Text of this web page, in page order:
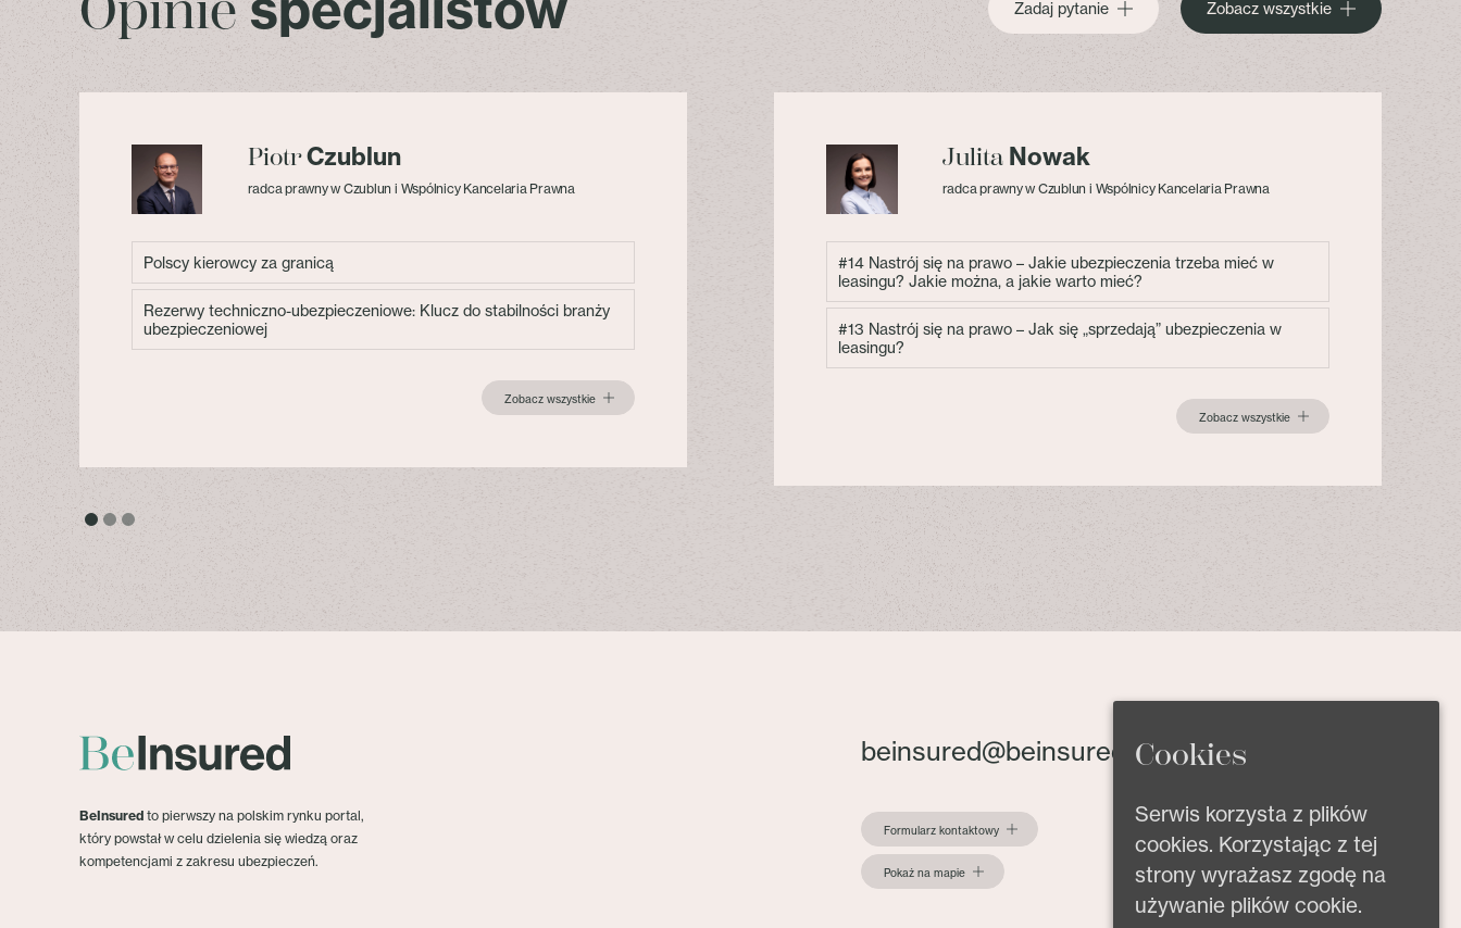
Zadaj pytanie Zobacz wszystkie
PiotrCzublun
radca prawny w Czublun i Wspólnicy Kancelaria Prawna
Polscy kierowcy za granicą
Rezerwy techniczno-ubezpieczeniowe: Klucz do stabilności branży
ubezpieczeniowej
Zobacz wszystkie
Julita Nowak
radca prawny w Czublun i Wspólnicy Kancelaria Prawna
#14 Nastrój się na prawo – Jakie ubezpieczenia trzeba mieć w
leasingu? Jakie można, a jakie warto mieć?
#13 Nastrój się na prawo – Jak się „sprzedają” ubezpieczenia w
leasingu?
Zobacz wszystkie
BeInsured to pierwszy na polskim rynku portal,
który powstał w celu dzielenia się wiedzą oraz
kompetencjami z zakresu ubezpieczeń.
beinsured@beinsured.pl
Formularz kontaktowy
Pokaż na mapie
Cookies
Serwis korzysta z plików
cookies. Korzystając z tej
strony wyrażasz zgodę na
używanie plików cookie.